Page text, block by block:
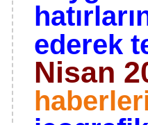
ederek
Nisan